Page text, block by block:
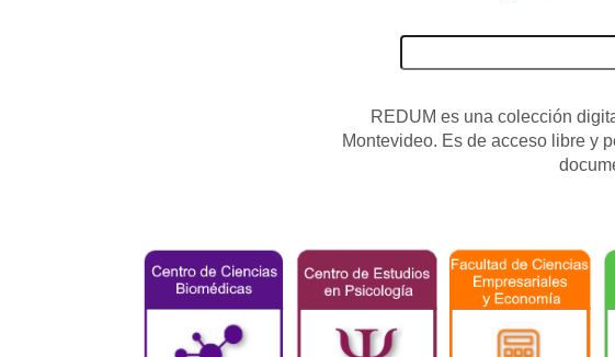
REDUM es una colección
Montevideo. Es de acceso libre y